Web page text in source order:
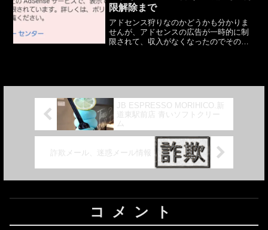
限解除まで
アドセンス狩りなのかどうかも分かりま
せんが、アドセンスの広告が一時的に制
限されて、収入がなくなったのでその経
JB ESPRESSO MORIHICO.新
道東駅前店 青いソフトクリー
ム
詐欺メール、迷惑メール情報
コメント